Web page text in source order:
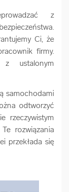
z
Ci, że
firmy.
ustalonym
samochodami
odtworzyć
rzeczywistym
rozwiązania
przekłada się